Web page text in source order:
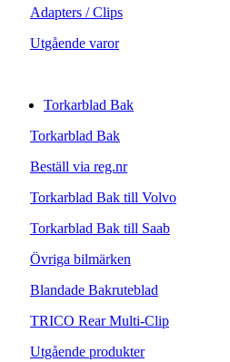
Adapters / Clips
Utgående varor
Torkarblad Bak
Torkarblad Bak
Beställ via reg.nr
Torkarblad Bak till Volvo
Torkarblad Bak till Saab
Övriga bilmärken
Blandade Bakruteblad
TRICO Rear Multi-Clip
Utgående produkter